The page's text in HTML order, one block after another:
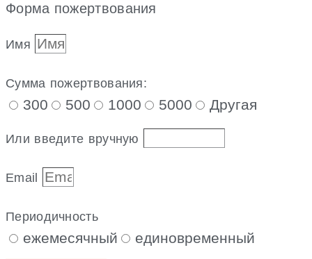
Форма пожертвования
Имя
Сумма пожертвования:
300 500 1000 5000 Другая
Или введите вручную
Email
Периодичность
ежемесячный единовременный